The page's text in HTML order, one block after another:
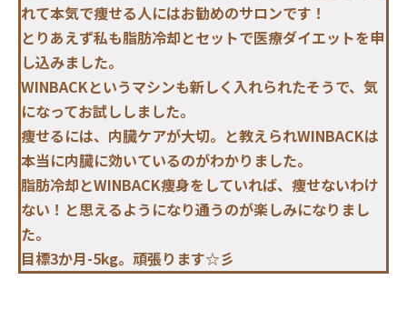
れて本気で痩せる人にはお勧めのサロンです！
とりあえず私も脂肪冷却とセットで医療ダイエットを申
し込みました。
WINBACKというマシンも新しく入れられたそうで、気
になってお試ししました。
痩せるには、内臓ケアが大切。と教えられWINBACKは
本当に内臓に効いているのがわかりました。
脂肪冷却とWINBACK痩身をしていれば、痩せないわけ
ない！と思えるようになり通うのが楽しみになりまし
た。
目標3か月-5kg。頑張ります☆彡